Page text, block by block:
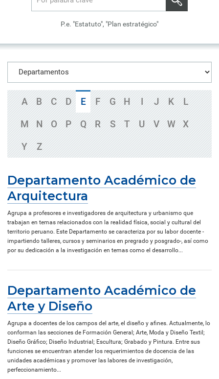
P.e. "Estatuto", "Plan estratégico"
A B C D E F G H I J K
L
M
N O P Q R S T U V W
X
Y
Z
Departamento Académico de
Arquitectura
Agrupa a profesores e investigadores de arquitectura y urbanismo que
trabajan en temas relacionados con la realidad física, social y cultural del
territorio peruano. Este Departamento se caracteriza por su labor docente -
impartiendo talleres, cursos y seminarios en pregrado y posgrado-, así como
por su dedicación a la investigación en temas como el desarrollo...
Departamento Académico de
Arte y Diseño
Agrupa a docentes de los campos del arte, el diseño y afines. Actualmente, lo
conforman las secciones de Formación General; Arte, Moda y Diseño Textil;
Diseño Gráfico; Diseño Industrial; Escultura; Grabado y Pintura. Entre sus
funciones se encuentran atender los requerimientos de docencia de las
unidades académicas y promover las labores de investigación,
perfeccionamiento...